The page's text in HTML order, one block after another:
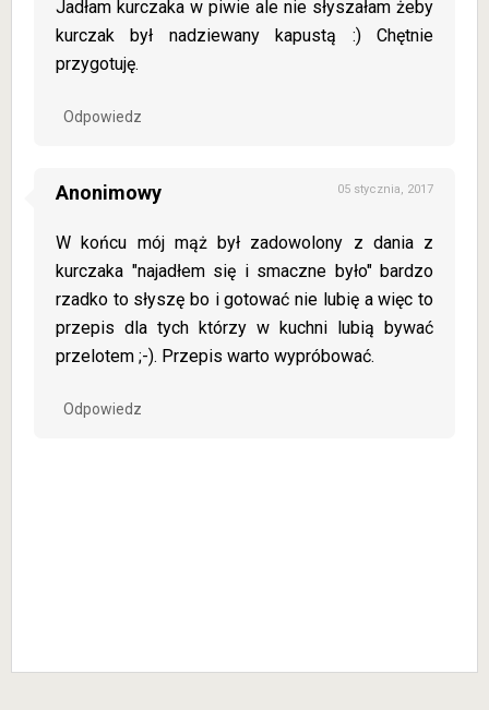
Jadłam kurczaka w piwie ale nie słyszałam żeby
kurczak był nadziewany kapustą :) Chętnie
przygotuję.
Odpowiedz
Anonimowy 05 stycznia, 2017
W końcu mój mąż był zadowolony z dania z
kurczaka "najadłem się i smaczne było" bardzo
rzadko to słyszę bo i gotować nie lubię a więc to
przepis dla tych którzy w kuchni lubią bywać
przelotem ;-). Przepis warto wypróbować.
Odpowiedz